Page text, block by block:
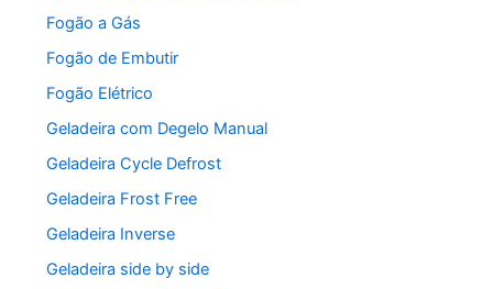
Fogão a Gás
Fogão de Embutir
Fogão Elétrico
Geladeira com Degelo Manual
Geladeira Cycle Defrost
Geladeira Frost Free
Geladeira Inverse
Geladeira side by side